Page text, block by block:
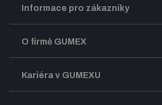
Informace pro zákazníky
Doprava a zasílání zboží
Obchodní podmínky
O firmě GUMEX
Představení firmy GUMEX
Kariéra v GUMEXU